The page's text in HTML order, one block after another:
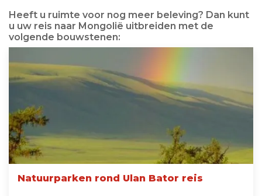
Heeft u ruimte voor nog meer beleving? Dan kunt
u uw reis naar Mongolië uitbreiden met de
volgende bouwstenen:
Natuurparken rond Ulan Bator reis